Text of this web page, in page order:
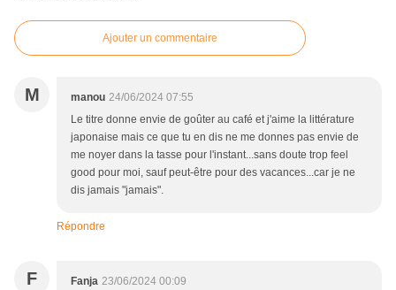
Ajouter un commentaire
M manou 24/06/2024 07:55
Le titre donne envie de goûter au café et j'aime la littérature
japonaise mais ce que tu en dis ne me donnes pas envie de
me noyer dans la tasse pour l'instant...sans doute trop feel
good pour moi, sauf peut-être pour des vacances...car je ne
dis jamais "jamais".
Répondre
F Fanja 23/06/2024 00:09